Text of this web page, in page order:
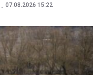
07.08.2026 15:22